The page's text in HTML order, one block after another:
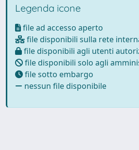
Legenda icone
file ad accesso aperto
file disponibili sulla rete
file disponibili agli utenti
file disponibili solo agli
file sotto embargo
nessun file disponibile